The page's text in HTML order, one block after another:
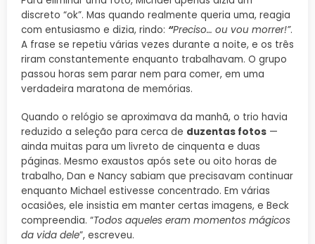
discreto “ok”. Mas quando realmente queria uma, reagia
com entusiasmo e dizia, rindo: “Preciso… ou vou morrer!”.
A frase se repetiu várias vezes durante a noite, e os três
riram constantemente enquanto trabalhavam. O grupo
passou horas sem parar nem para comer, em uma
verdadeira maratona de memórias.
Quando o relógio se aproximava da manhã, o trio havia
reduzido a seleção para cerca de duzentas fotos —
ainda muitas para um livreto de cinquenta e duas
páginas. Mesmo exaustos após sete ou oito horas de
trabalho, Dan e Nancy sabiam que precisavam continuar
enquanto Michael estivesse concentrado. Em várias
ocasiões, ele insistia em manter certas imagens, e Beck
compreendia. “Todos aqueles eram momentos mágicos
da vida dele”, escreveu.